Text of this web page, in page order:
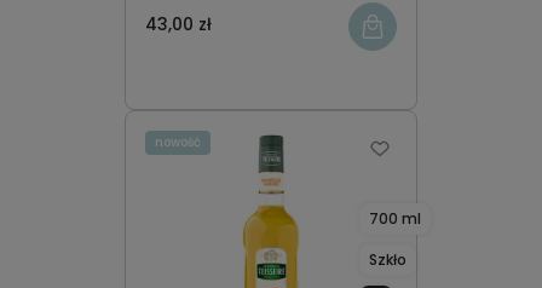
43,00 zł
700 ml
Szkło
nowość